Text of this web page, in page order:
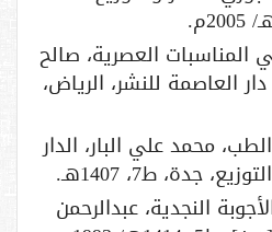
المناسبات العصرية، صالح
العاصمة للنشر، الرياض،
محمد علي البار، الدار
جدة، ط7، 1407هـ.
النجدية، عبدالرحمن